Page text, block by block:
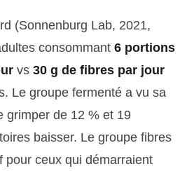
(Sonnenburg Lab, 2021,
consommant 6 portions
vs 30 g de fibres par jour
Le groupe fermenté a vu sa
grimper de 12 % et 19
baisser. Le groupe fibres
ceux qui démarraient